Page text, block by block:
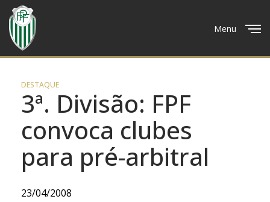
Menu
DESTAQUE
3ª. Divisão: FPF
convoca clubes
para pré-arbitral
23/04/2008